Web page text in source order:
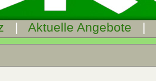
| Aktuelle Angebote |